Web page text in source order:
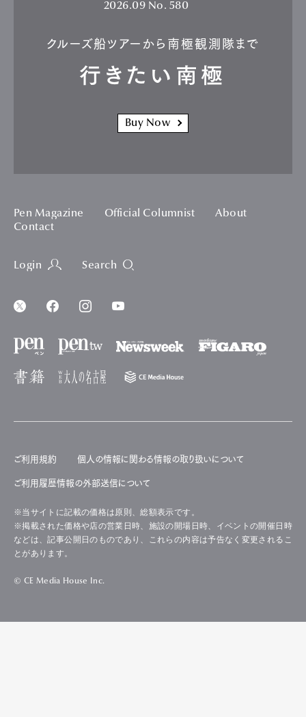
2026.09 No. 580
クルーズ船ツアーから南極観測隊まで
行きたい南極
Buy Now
Pen Magazine Official Columnist
About
Contact
Login Search
ご利用規約 個人の情報に関わる情報の取り扱いについて
ご利用履歴情報の外部送信について
※当サイトに記載の価格は原則、総額表示です。
※掲載された価格や店の営業日時、施設の開場日時、イベントの開催日時
などは、記事公開日のものであり、これらの内容は予告なく変更されるこ
とがあります。
© CE Media House Inc.